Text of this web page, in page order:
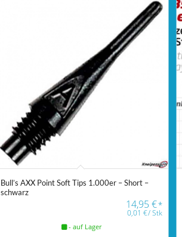
Bull’s AXX Point Soft Tips 1.000er – Short –
schwarz
14,95€*
0,01 €/Stk
- auf Lager